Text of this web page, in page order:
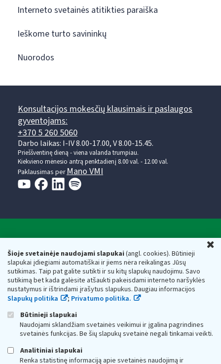
Šioje svetainėje naudojami slapukai(angl. cookies). Būtinieji
slapukai įdiegiami automatiškai ir jiems nėra reikalingas Jūsų
sutikimas. Taip pat galite sutikti ir su kitų slapukų naudojimu. Savo
sutikimą bet kada galėsite atšaukti pakeisdami interneto naršyklės
nustatymus ir ištrindami įrašytus slapukus. Daugiau informacijos
Slapukų politika
; Privatumo politika.
Būtinieji slapukai
Naudojami sklandžiam svetainės veikimui ir įgalina pagrindines
svetainės funkcijas. Be šių slapukų svetainė negali tinkamai veikti.
Analitiniai slapukai
Renka statistinę informaciją apie svetainės naudojimą ir
Interneto svetainės atitikties paraiška
Ieškome turto savininkų
Nuorodos
Konsultacijos mokesčių klausimais ir paslaugos
gyventojams:
+370 5 260 5060
Darbo laikas: I-IV 8.00-17.00, V 8.00-15.45.
Prieššventinę dieną - viena valanda trumpiau.
Kiekvieno mėnesio antrą penktadienį 8.00 val. - 12.00 val.
Paklausimas per Mano VMI
Respublikos finansų ministerijos
Biudžetinė įstaiga. Juridinio asmens kodas — 188659752,
adresas: Vasario 16-osios g. 14, 01107 Vilnius, Lietuva, el.paštas:
vmi@vmi.lt, E. pristatymo dėžutės adresas 188659752
Duomenys apie Valstybinę mokesčių inspekciją prie Lietuvos
Respublikos finansų ministerijos kaupiami ir saugomi Juridinių